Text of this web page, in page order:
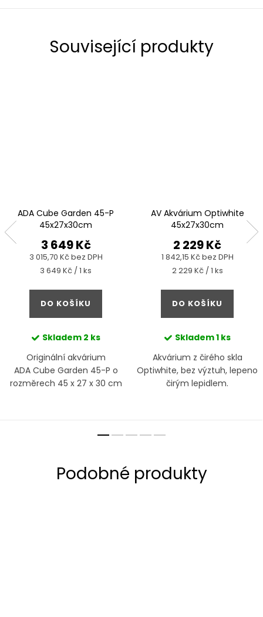
Související produkty
ADA Cube Garden 45-P
45x27x30cm
3 015,70 Kč bez DPH
3 649 Kč
Měrná
3 649 Kč / 1 ks
DO KOŠÍKU
Skladem 2 ks
Originální akvárium
ADA Cube Garden 45-P o
rozměrech 45 x 27 x 30 cm
AV Akvárium Optiwhite
45x27x30cm
1 842,15 Kč bez DPH
2 229 Kč
Měrná
2 229 Kč / 1 ks
DO KOŠÍKU
Skladem1 ks
Akvárium z čirého skla
Optiwhite, bez výztuh, lepeno
čirým lepidlem.